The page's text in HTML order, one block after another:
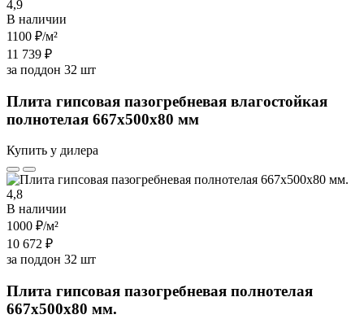
4,9
В наличии
1100 ₽/м²
11 739 ₽
за поддон 32 шт
Плита гипсовая пазогребневая влагостойкая
полнотелая 667х500х80 мм
Купить у дилера
4,8
В наличии
1000 ₽/м²
10 672 ₽
за поддон 32 шт
Плита гипсовая пазогребневая полнотелая
667х500х80 мм.